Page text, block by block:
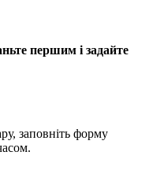
першим і задайте
заповніть форму